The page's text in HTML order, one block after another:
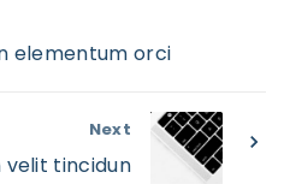
elementum orci
Next
velit tincidun